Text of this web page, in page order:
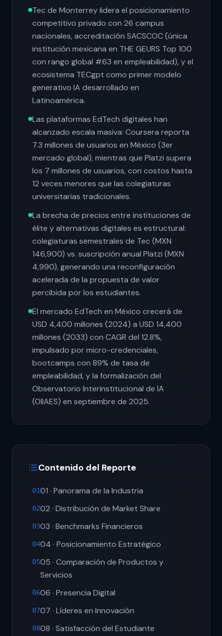
Tec de Monterrey lidera el posicionamiento
competitivo privado con 26 campus
nacionales, accreditación SACSCOC (única
institución mexicana en THE GEURS Top 100
con rango global #63 en empleabilidad), y el
ecosistema TECgpt como primer modelo
generativo IA desarrollado en
Latinoamérica.
Las plataformas EdTech digitales han
alcanzado escala masiva: Coursera reporta
7.3 millones de usuarios en México (3er
mercado global), mientras que Platzi supera
los 7 millones de usuarios, con costos hasta
12 veces menores que las colegiaturas
universitarias tradicionales.
La brecha de precios entre instituciones de
élite y alternativas digitales es estructural:
colegiaturas semestrales de Tec (MXN
146,900) vs. suscripción anual Platzi (MXN
4,990), generando una reconfiguración
acelerada de la propuesta de valor
percibida por los estudiantes.
El mercado EdTech en México crecerá de
USD 4,400 millones (2024) a USD 14,400
millones (2033) con CAGR del 12.8%,
impulsado por micro-credenciales,
bootcamps con 89% de tasa de
empleabilidad, y la formalización del
Observatorio Interinstitucional de IA
(OIIAES) en septiembre de 2025.
Contenido del Reporte
0101 · Panorama de la Industria
0202 · Distribución de Market Share
0303 · Benchmarks Financieros
0404 · Posicionamiento Estratégico
0505 · Comparación de Productos y
Servicios
0606 · Presencia Digital
0707 · Líderes en Innovación
0808 · Satisfacción del Estudiante